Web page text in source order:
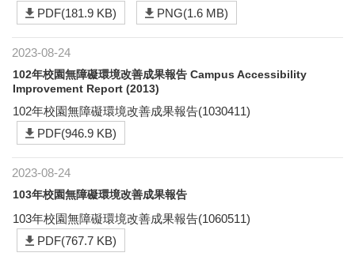
PDF(181.9 KB)
PNG(1.6 MB)
2023-08-24
102年校園無障礙環境改善成果報告 Campus Accessibility
Improvement Report (2013)
102年校園無障礙環境改善成果報告(1030411)
PDF(946.9 KB)
2023-08-24
103年校園無障礙環境改善成果報告
103年校園無障礙環境改善成果報告(1060511)
PDF(767.7 KB)